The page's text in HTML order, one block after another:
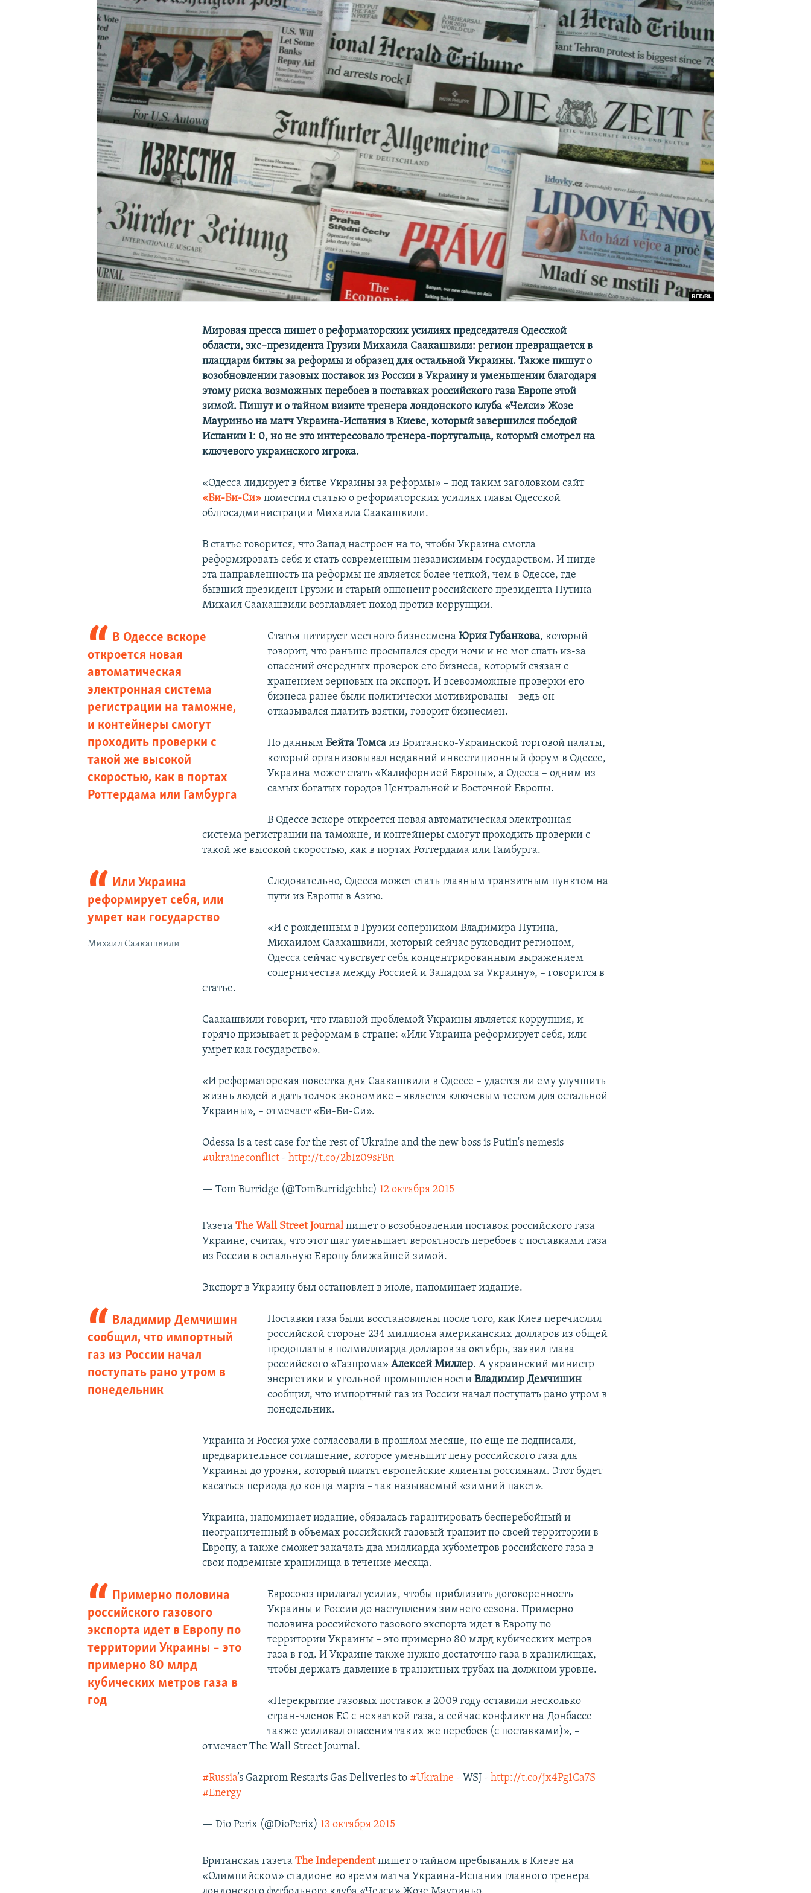
КРЫМ.НЕПОКОРЕННЫЙ
УКРАИНСКАЯ ПРОБЛЕМА КРЫМА
Мировая пресса пишет о реформаторских усилиях председателя Одесской
области, экс–президента Грузии Михаила Саакашвили: регион превращается в
плацдарм битвы за реформы и образец для остальной Украины. Также пишут о
возобновлении газовых поставок из России в Украину и уменьшении благодаря
этому риска возможных перебоев в поставках российского газа Европе этой
зимой. Пишут и о тайном визите тренера лондонского клуба «Челси» Жозе
Мауриньо на матч Украина-Испания в Киеве, который завершился победой
Испании 1: 0, но не это интересовало тренера-португальца, который смотрел на
ключевого украинского игрока.
«Одесса лидирует в битве Украины за реформы» – под таким заголовком сайт
«Би-Би-Си» поместил статью о реформаторских усилиях главы Одесской
облгосадминистрации Михаила Саакашвили.
В статье говорится, что Запад настроен на то, чтобы Украина смогла
реформировать себя и стать современным независимым государством. И нигде
эта направленность на реформы не является более четкой, чем в Одессе, где
бывший президент Грузии и старый оппонент российского президента Путина
Михаил Саакашвили возглавляет поход против коррупции.
В Одессе вскоре
откроется новая
автоматическая
электронная система
регистрации на таможне,
и контейнеры смогут
проходить проверки с
такой же высокой
скоростью, как в портах
Роттердама или Гамбурга
Статья цитирует местного бизнесмена Юрия Губанкова, который
говорит, что раньше просыпался среди ночи и не мог спать из-за
опасений очередных проверок его бизнеса, который связан с
хранением зерновых на экспорт. И всевозможные проверки его
бизнеса ранее были политически мотивированы – ведь он
отказывался платить взятки, говорит бизнесмен.
По данным Бейта Томсаиз Британско-Украинской торговой палаты,
который организовывал недавний инвестиционный форум в Одессе,
Украина может стать «Калифорнией Европы», а Одесса – одним из
самых богатых городов Центральной и Восточной Европы.
В Одессе вскоре откроется новая автоматическая электронная
система регистрации на таможне, и контейнеры смогут проходить проверки с
такой же высокой скоростью, как в портах Роттердама или Гамбурга.
Или Украина
реформирует себя, или
умрет как государство
Михаил Саакашвили
Следовательно, Одесса может стать главным транзитным пунктом на
пути из Европы в Азию.
«И с рожденным в Грузии соперником Владимира Путина,
Михаилом Саакашвили, который сейчас руководит регионом,
Одесса сейчас чувствует себя концентрированным выражением
соперничества между Россией и Западом за Украину», – говорится в
статье.
Саакашвили говорит, что главной проблемой Украины является коррупция, и
горячо призывает к реформам в стране: «Или Украина реформирует себя, или
умрет как государство».
«И реформаторская повестка дня Саакашвили в Одессе – удастся ли ему улучшить
жизнь людей и дать толчок экономике – является ключевым тестом для остальной
Украины», – отмечает «Би-Би-Си».
Odessa is a test case for the rest of Ukraine and the new boss is Putin's nemesis
#ukraineconflict -http://t.co/2bIz09sFBn
— Tom Burridge (@TomBurridgebbc) 12 октября 2015
ГазетаThe Wall Street Journalпишет о возобновлении поставок российского газа
Украине, считая, что этот шаг уменьшает вероятность перебоев с поставками газа
из России в остальную Европу ближайшей зимой.
Экспорт в Украину был остановлен в июле, напоминает издание.
Владимир Демчишин
сообщил, что импортный
газ из России начал
поступать рано утром в
понедельник
Поставки газа были восстановлены после того, как Киев перечислил
российской стороне 234 миллиона американских долларов из общей
предоплаты в полмиллиарда долларов за октябрь, заявил глава
российского «Газпрома» Алексей Миллер. А украинский министр
энергетики и угольной промышленности Владимир Демчишин
сообщил, что импортный газ из России начал поступать рано утром в
понедельник.
Украина и Россия уже согласовали в прошлом месяце, но еще не подписали,
предварительное соглашение, которое уменьшит цену российского газа для
Украины до уровня, который платят европейские клиенты россиянам. Этот будет
касаться периода до конца марта – так называемый «зимний пакет».
Украина, напоминает издание, обязалась гарантировать бесперебойный и
неограниченный в объемах российский газовый транзит по своей территории в
Европу, а также сможет закачать два миллиарда кубометров российского газа в
свои подземные хранилища в течение месяца.
Примерно половина
российского газового
экспорта идет в Европу по
территории Украины – это
примерно 80 млрд
кубических метров газа в
год
Евросоюз прилагал усилия, чтобы приблизить договоренность
Украины и России до наступления зимнего сезона. Примерно
половина российского газового экспорта идет в Европу по
территории Украины – это примерно 80 млрд кубических метров
газа в год. И Украине также нужно достаточно газа в хранилищах,
чтобы держать давление в транзитных трубах на должном уровне.
«Перекрытие газовых поставок в 2009 году оставили несколько
стран-членов ЕС с нехваткой газа, а сейчас конфликт на Донбассе
также усиливал опасения таких же перебоев (с поставками)», –
отмечает The Wall Street Journal.
#Russia’s Gazprom Restarts Gas Deliveries to #Ukraine - WSJ -http://t.co/jx4Pg1Ca7S
#Energy
— Dio Perix (@DioPerix) 13 октября 2015
Британская газетаThe Independentпишет о тайном пребывания в Киеве на
«Олимпийском» стадионе во время матча Украина-Испания главного тренера